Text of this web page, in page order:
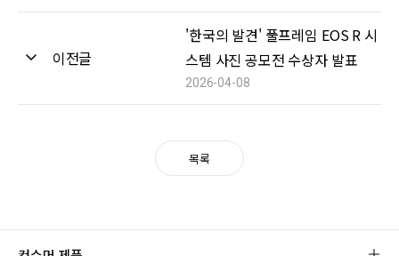
이전글
'한국의 발견' 풀프레임 EOS R 시
스템 사진 공모전 수상자 발표
2026-04-08
목록